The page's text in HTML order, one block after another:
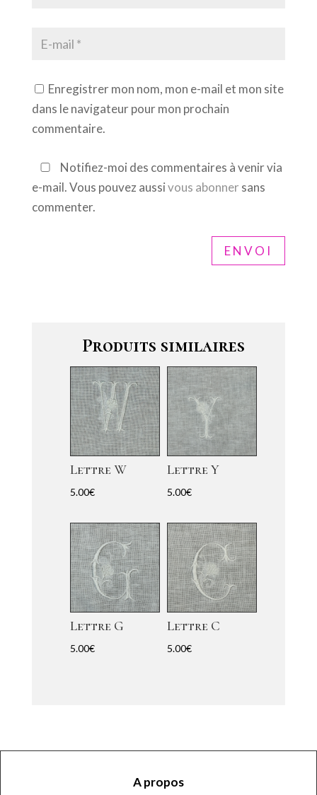
Enregistrer mon nom, mon e-mail et mon site
dans le navigateur pour mon prochain
commentaire.
Notifiez-moi des commentaires à venir via
e-mail. Vous pouvez aussivous abonner sans
commenter.
ENVOI
Produits similaires
Lettre W
5.00€
Lettre Y
5.00€
Lettre G
5.00€
Lettre C
5.00€
A propos